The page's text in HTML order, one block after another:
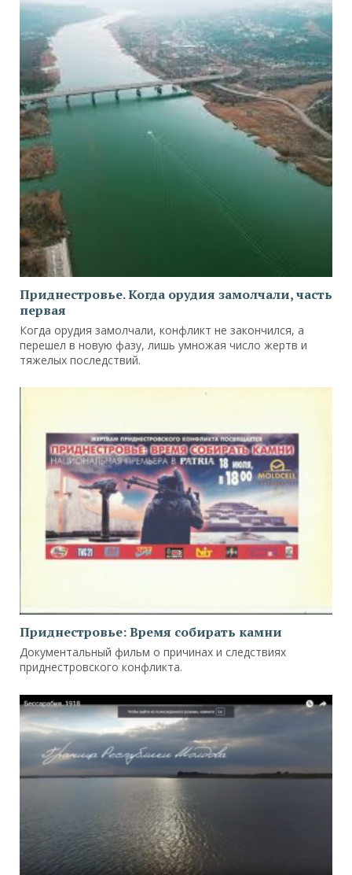
Приднестровье. Когда орудия замолчали, часть
первая
Когда орудия замолчали, конфликт не закончился, а
перешел в новую фазу, лишь умножая число жертв и
тяжелых последствий.
Приднестровье: Время собирать камни
Документальный фильм о причинах и следствиях
приднестровского конфликта.